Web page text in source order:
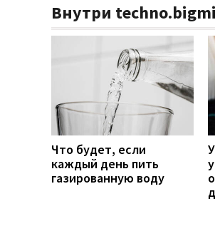
Внутри
Что будет, если
каждый день пить
газированную воду